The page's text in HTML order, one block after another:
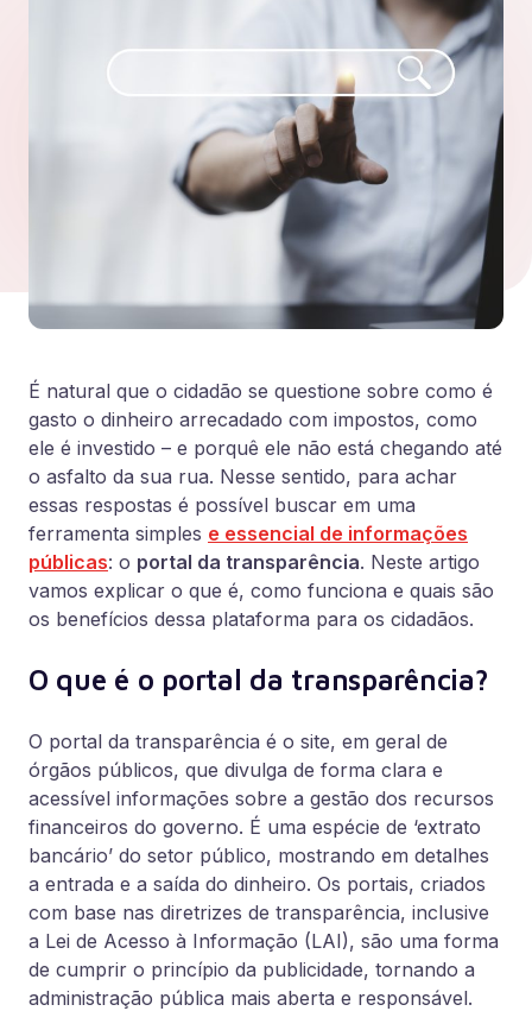
É natural que o cidadão se questione sobre como é
gasto o dinheiro arrecadado com impostos, como
ele é investido – e porquê ele não está chegando até
o asfalto da sua rua. Nesse sentido, para achar
essas respostas é possível buscar em uma
ferramenta simples e essencial de informações
públicas: o portal da transparência. Neste artigo
vamos explicar o que é, como funciona e quais são
os benefícios dessa plataforma para os cidadãos.
O que é o portal da transparência?
O portal da transparência é o site, em geral de
órgãos públicos, que divulga de forma clara e
acessível informações sobre a gestão dos recursos
financeiros do governo. É uma espécie de ‘extrato
bancário’ do setor público, mostrando em detalhes
a entrada e a saída do dinheiro. Os portais, criados
com base nas diretrizes de transparência, inclusive
a Lei de Acesso à Informação (LAI), são uma forma
de cumprir o princípio da publicidade, tornando a
administração pública mais aberta e responsável.